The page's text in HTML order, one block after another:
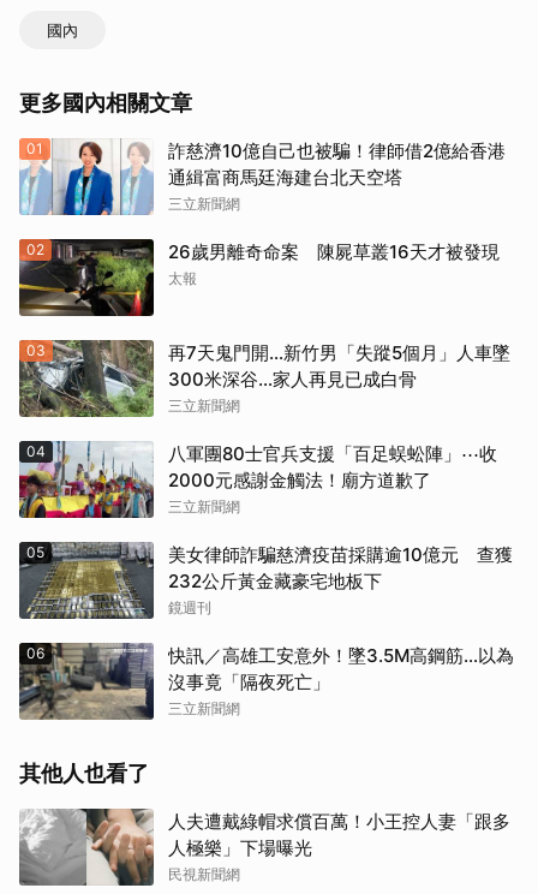
國內
更多國內相關文章
01
詐慈濟10億自己也被騙！律師借2億給香港
通緝富商馬廷海建台北天空塔
三立新聞網
02 26歲男離奇命案 陳屍草叢16天才被發現
太報
03
再7天鬼門開…新竹男「失蹤5個月」人車墜
300米深谷…家人再見已成白骨
三立新聞網
04
八軍團80士官兵支援「百足蜈蚣陣」⋯收
2000元感謝金觸法！廟方道歉了
三立新聞網
05
美女律師詐騙慈濟疫苗採購逾10億元 查獲
232公斤黃金藏豪宅地板下
鏡週刊
06
快訊／高雄工安意外！墜3.5M高鋼筋…以為
沒事竟「隔夜死亡」
三立新聞網
其他人也看了
人夫遭戴綠帽求償百萬！小王控人妻「跟多
人極樂」下場曝光
民視新聞網